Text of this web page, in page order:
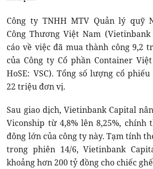
Công ty TNHH MTV Quản lý quỹ
Công Thương Việt Nam
cáo về việc đã mua thành công 9,2
của Công ty Cổ phần Container
HoSE: VSC). Tổng số lượng cổ
22 triệu đơn vị.
Sau giao dịch, Vietinbank Capital
Viconship từ 4,8% lên 8,25%,
đông lớn của công ty này. Tạm tính
trong phiên 14/6, Vietinbank
khoảng hơn 200 tỷ đồng cho chiếc